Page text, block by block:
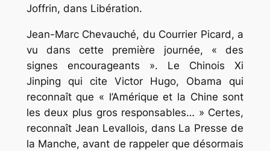
Joffrin, dans Libération.
Jean-Marc Chevauché, du Courrier Picard, a
vu dans cette première journée, « des
signes encourageants ». Le Chinois Xi
Jinping qui cite Victor Hugo, Obama qui
reconnaît que « l’Amérique et la Chine sont
les deux plus gros responsables… » Certes,
reconnaît Jean Levallois, dans La Presse de
la Manche, avant de rappeler que désormais